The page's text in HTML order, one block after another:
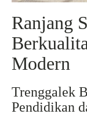
Ranjang
Modern
Trenggalek
Pendidikan